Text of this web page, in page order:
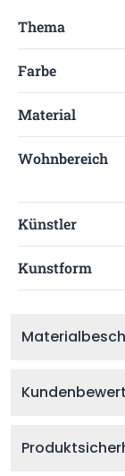
Thema
Farbe
Material
Wohnbereich
Künstler
Kunstform